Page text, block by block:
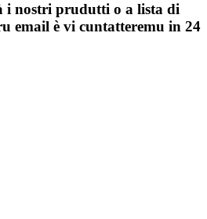
i nostri prudutti o a lista di
email è vi cuntatteremu in 24